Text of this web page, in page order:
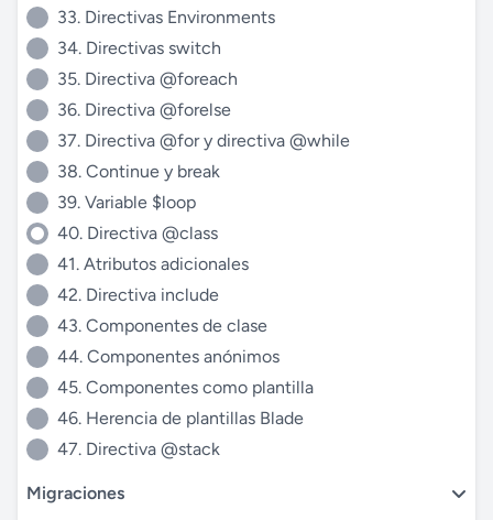
33. Directivas Environments
34. Directivas switch
35. Directiva @foreach
36. Directiva @forelse
37. Directiva @for y directiva @while
38. Continue y break
39. Variable $loop
40. Directiva @class
41. Atributos adicionales
42. Directiva include
43. Componentes de clase
44. Componentes anónimos
45. Componentes como plantilla
46. Herencia de plantillas Blade
47. Directiva @stack
Migraciones